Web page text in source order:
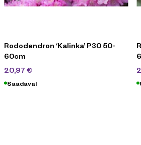
Rododendron ‘Kalinka’ P30 50-
60cm
20,97 €
Saadaval